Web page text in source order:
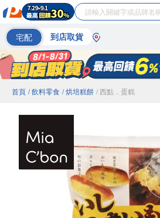
宅配 到店取貨
首頁 / 飲料零食 / 烘培糕餅 / 西點．蛋糕